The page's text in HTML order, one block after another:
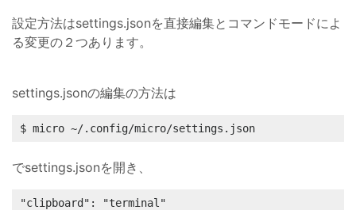
設定方法はsettings.jsonを直接編集とコマンドモードによ
る変更の２つあります。
settings.jsonの編集の方法は
$ micro ~/.config/micro/settings.json
でsettings.jsonを開き、
"clipboard": "terminal"